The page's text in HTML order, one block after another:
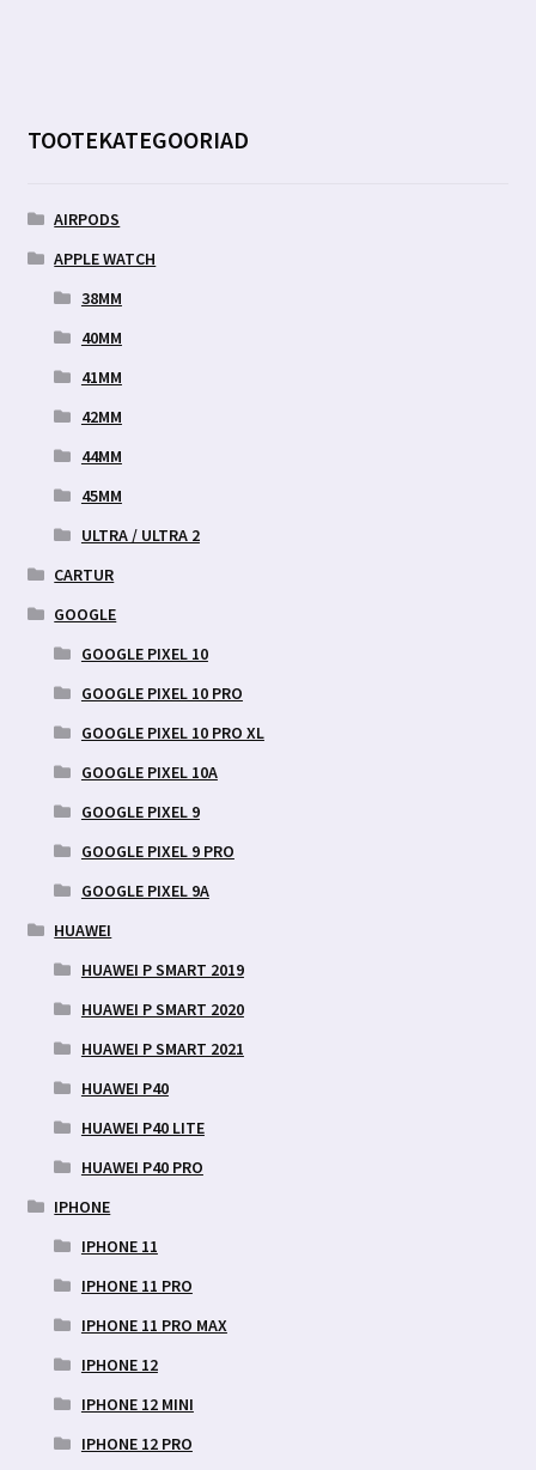
TOOTEKATEGOORIAD
AIRPODS
APPLE WATCH
38MM
40MM
41MM
42MM
44MM
45MM
ULTRA / ULTRA 2
CARTUR
GOOGLE
GOOGLE PIXEL 10
GOOGLE PIXEL 10 PRO
GOOGLE PIXEL 10 PRO XL
GOOGLE PIXEL 10A
GOOGLE PIXEL 9
GOOGLE PIXEL 9 PRO
GOOGLE PIXEL 9A
HUAWEI
HUAWEI P SMART 2019
HUAWEI P SMART 2020
HUAWEI P SMART 2021
HUAWEI P40
HUAWEI P40 LITE
HUAWEI P40 PRO
IPHONE
IPHONE 11
IPHONE 11 PRO
IPHONE 11 PRO MAX
IPHONE 12
IPHONE 12 MINI
IPHONE 12 PRO